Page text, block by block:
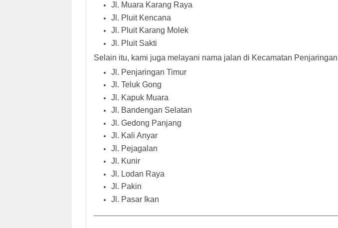
Jl. Muara Karang Raya
Jl. Pluit Kencana
Jl. Pluit Karang Molek
Jl. Pluit Sakti
Selain itu, kami juga melayani nama jalan di Kecamatan
Jl. Penjaringan Timur
Jl. Teluk Gong
Jl. Kapuk Muara
Jl. Bandengan Selatan
Jl. Gedong Panjang
Jl. Kali Anyar
Jl. Pejagalan
Jl. Kunir
Jl. Lodan Raya
Jl. Pakin
Jl. Pasar Ikan